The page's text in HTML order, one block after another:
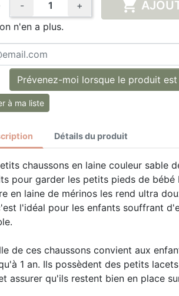
- + 
n'en a plus.
Prévenez-moi lorsque le produit
à ma liste
Détails du produit
chaussons en laine couleur sable
pour garder les petits pieds de bébé
en laine de mérinos les rend ultra
l'idéal pour les enfants souffrant
de ces chaussons convient aux
1 an. Ils possèdent des petits
assurer qu'ils restent bien en place